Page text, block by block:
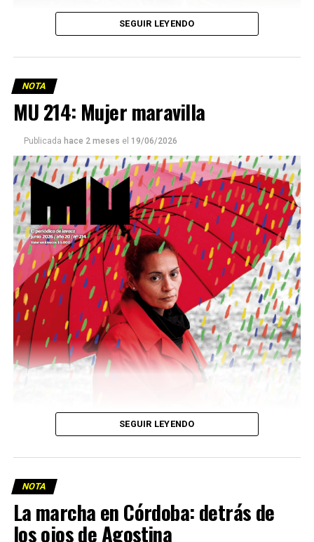
Este número 215 de MU ☝️viene con doble tapa, que
podría ser una frase:
Sin chamuyo, a remarla.
Descargar la Mu en PDF
SEGUIR LEYENDO
NOTA
MU 214: Mujer maravilla
Publicada hace 2 meses el 19/06/2026
SEGUIR LEYENDO
NOTA
La marcha en Córdoba: detrás de
los ojos de Agostina